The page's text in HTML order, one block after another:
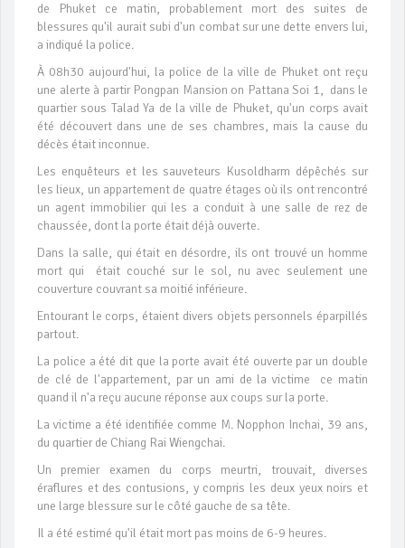
de Phuket ce matin, probablement mort des suites de
blessures qu'il aurait subi d'un combat sur une dette envers lui,
a indiqué la police.
À 08h30 aujourd'hui, la police de la ville de Phuket ont reçu
une alerte à partir Pongpan Mansion on Pattana Soi 1, dans le
quartier sous Talad Ya de la ville de Phuket, qu'un corps avait
été découvert dans une de ses chambres, mais la cause du
décès était inconnue.
Les enquêteurs et les sauveteurs Kusoldharm dépêchés sur
les lieux, un appartement de quatre étages où ils ont rencontré
un agent immobilier qui les a conduit à une salle de rez de
chaussée, dont la porte était déjà ouverte.
Dans la salle, qui était en désordre, ils ont trouvé un homme
mort qui était couché sur le sol, nu avec seulement une
couverture couvrant sa moitié inférieure.
Entourant le corps, étaient divers objets personnels éparpillés
partout.
La police a été dit que la porte avait été ouverte par un double
de clé de l'appartement, par un ami de la victime ce matin
quand il n'a reçu aucune réponse aux coups sur la porte.
La victime a été identifiée comme M. Nopphon Inchai, 39 ans,
du quartier de Chiang Rai Wiengchai.
Un premier examen du corps meurtri, trouvait, diverses
éraflures et des contusions, y compris les deux yeux noirs et
une large blessure sur le côté gauche de sa tête.
Il a été estimé qu'il était mort pas moins de 6-9 heures.